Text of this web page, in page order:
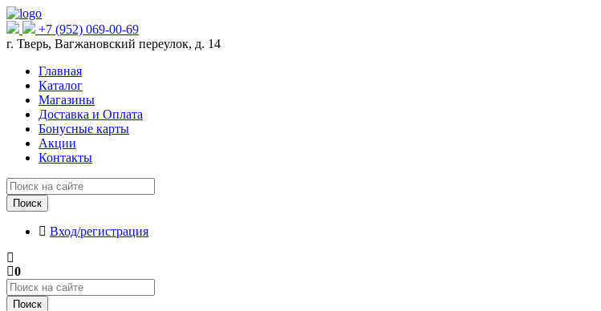
+7 (952) 069-00-69
г. Тверь, Вагжановский переулок, д. 14
Главная
Каталог
Магазины
Доставка и Оплата
Бонусные карты
Акции
Контакты
Поиск
Вход/регистрация
0
Поиск